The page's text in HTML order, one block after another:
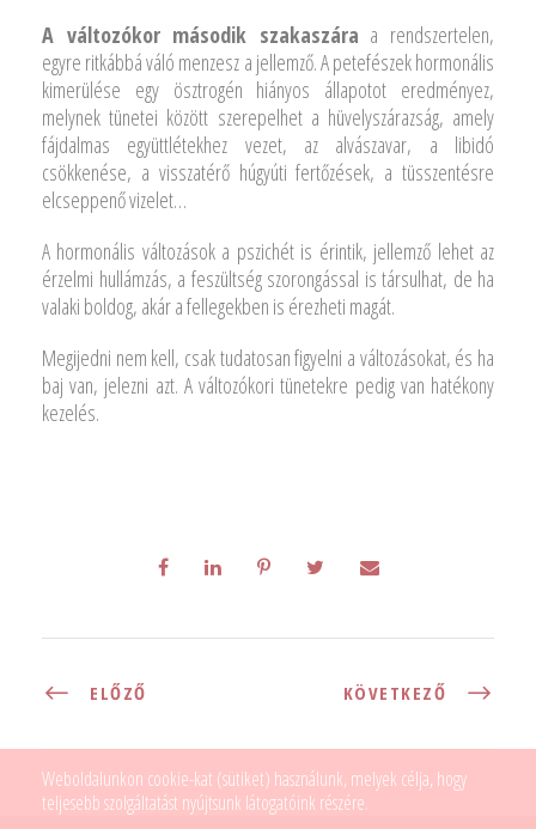
A változókor második szakaszára a rendszertelen,
egyre ritkábbá váló menzesz a jellemző. A petefészek hormonális
kimerülése egy ösztrogén hiányos állapotot eredményez,
melynek tünetei között szerepelhet a hüvelyszárazság, amely
fájdalmas együttlétekhez vezet, az alvászavar, a libidó
csökkenése, a visszatérő húgyúti fertőzések, a tüsszentésre
elcseppenő vizelet…
A hormonális változások a pszichét is érintik, jellemző lehet az
érzelmi hullámzás, a feszültség szorongással is társulhat, de ha
valaki boldog, akár a fellegekben is érezheti magát.
Megijedni nem kell, csak tudatosan figyelni a változásokat, és ha
baj van, jelezni azt. A változókori tünetekre pedig van hatékony
kezelés.
ELŐZŐ KÖVETKEZŐ
Weboldalunkon cookie-kat (sütiket) használunk, melyek célja, hogy
teljesebb szolgáltatást nyújtsunk látogatóink részére.